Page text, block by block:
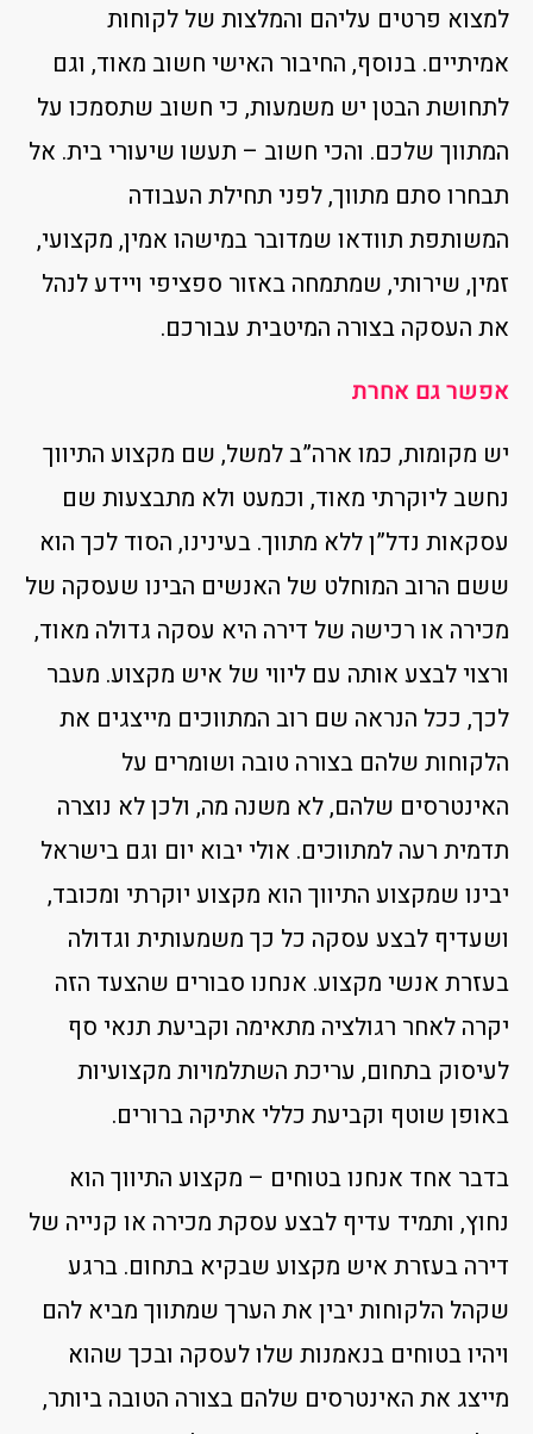
למצוא פרטים עליהם והמלצות של לקוחות
אמיתיים. בנוסף, החיבור האישי חשוב מאוד, וגם
לתחושת הבטן יש משמעות, כי חשוב שתסמכו על
המתווך שלכם. והכי חשוב – תעשו שיעורי בית. אל
תבחרו סתם מתווך, לפני תחילת העבודה
המשותפת תוודאו שמדובר במישהו אמין, מקצועי,
זמין, שירותי, שמתמחה באזור ספציפי ויידע לנהל
את העסקה בצורה המיטבית עבורכם.
אפשר גם אחרת
יש מקומות, כמו ארה”ב למשל, שם מקצוע התיווך
נחשב ליוקרתי מאוד, וכמעט ולא מתבצעות שם
עסקאות נדל”ן ללא מתווך. בעינינו, הסוד לכך הוא
ששם הרוב המוחלט של האנשים הבינו שעסקה של
מכירה או רכישה של דירה היא עסקה גדולה מאוד,
ורצוי לבצע אותה עם ליווי של איש מקצוע. מעבר
לכך, ככל הנראה שם רוב המתווכים מייצגים את
הלקוחות שלהם בצורה טובה ושומרים על
האינטרסים שלהם, לא משנה מה, ולכן לא נוצרה
תדמית רעה למתווכים. אולי יבוא יום וגם בישראל
יבינו שמקצוע התיווך הוא מקצוע יוקרתי ומכובד,
ושעדיף לבצע עסקה כל כך משמעותית וגדולה
בעזרת אנשי מקצוע. אנחנו סבורים שהצעד הזה
יקרה לאחר רגולציה מתאימה וקביעת תנאי סף
לעיסוק בתחום, עריכת השתלמויות מקצועיות
באופן שוטף וקביעת כללי אתיקה ברורים.
בדבר אחד אנחנו בטוחים – מקצוע התיווך הוא
נחוץ, ותמיד עדיף לבצע עסקת מכירה או קנייה של
דירה בעזרת איש מקצוע שבקיא בתחום. ברגע
שקהל הלקוחות יבין את הערך שמתווך מביא להם
ויהיו בטוחים בנאמנות שלו לעסקה ובכך שהוא
מייצג את האינטרסים שלהם בצורה הטובה ביותר,